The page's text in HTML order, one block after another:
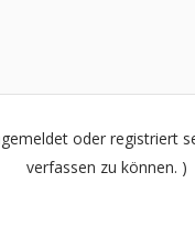
oder registriert
verfassen zu können. )